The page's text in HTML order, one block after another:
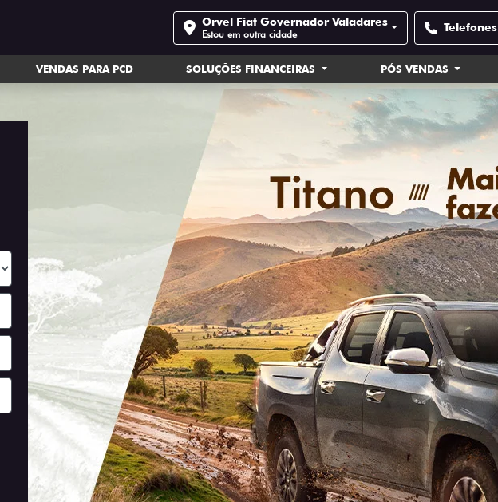
Orvel Fiat Governador Valadares
Estou em outra cidade Telefones
VENDAS PARA PCD SOLUÇÕES FINANCEIRAS PÓS VENDAS